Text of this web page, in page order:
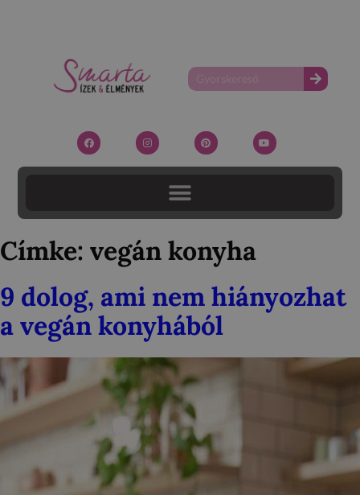
Címke: vegán konyha
9 dolog, ami nem hiányozhat
a vegán konyhából